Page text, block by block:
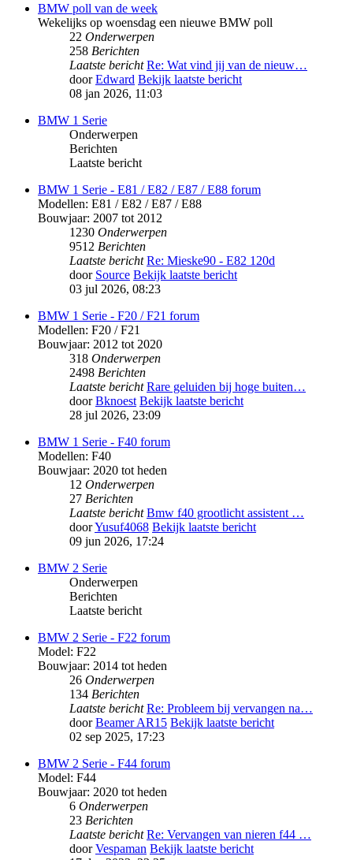
BMW poll van de week
Wekelijks op woensdag een nieuwe BMW poll
22 Onderwerpen
258 Berichten
Laatste bericht Re: Wat vind jij van de nieuw…
doorEdward Bekijk laatste bericht
08 jan 2026, 11:03
BMW 1 Serie
Onderwerpen
Berichten
Laatste bericht
BMW 1 Serie - E81 / E82 / E87 / E88 forum
Modellen: E81 / E82 / E87 / E88
Bouwjaar: 2007 tot 2012
1230 Onderwerpen
9512 Berichten
Laatste bericht Re: Mieske90 - E82 120d
door Source Bekijk laatste bericht
03 jul 2026, 08:23
BMW 1 Serie - F20 / F21 forum
Modellen: F20 / F21
Bouwjaar: 2012 tot 2020
318 Onderwerpen
2498 Berichten
Laatste bericht Rare geluiden bij hoge buiten…
doorBknoest Bekijk laatste bericht
28 jul 2026, 23:09
BMW 1 Serie - F40 forum
Modellen: F40
Bouwjaar: 2020 tot heden
12 Onderwerpen
27 Berichten
Laatste bericht Bmw f40 grootlicht assistent …
doorYusuf4068 Bekijk laatste bericht
09 jun 2026, 17:24
BMW 2 Serie
Onderwerpen
Berichten
Laatste bericht
BMW 2 Serie - F22 forum
Model: F22
Bouwjaar: 2014 tot heden
26 Onderwerpen
134 Berichten
Laatste bericht Re: Probleem bij vervangen na…
doorBeamer AR15 Bekijk laatste bericht
02 sep 2025, 17:23
BMW 2 Serie - F44 forum
Model: F44
Bouwjaar: 2020 tot heden
6 Onderwerpen
23 Berichten
Laatste bericht Re: Vervangen van nieren f44 …
doorVespaman Bekijk laatste bericht